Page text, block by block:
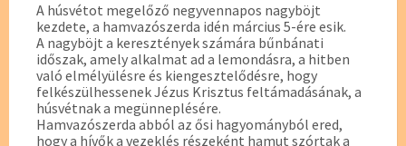
A húsvétot megelőző negyvennapos nagyböjt
kezdete, a hamvazószerda idén március 5-ére esik.
A nagyböjt a keresztények számára bűnbánati
időszak, amely alkalmat ad a lemondásra, a hitben
való elmélyülésre és kiengesztelődésre, hogy
felkészülhessenek Jézus Krisztus feltámadásának, a
húsvétnak a megünneplésére.
Hamvazószerda abból az ősi hagyományból ered,
hogy a hívők a vezeklés részeként hamut szórtak a